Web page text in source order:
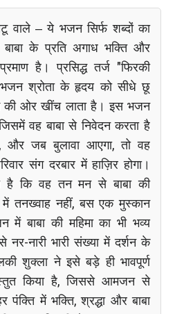
वाले – ये भजन सिर्फ शब्दों का
बाबा के प्रति अगाध भक्ति और
है। प्रसिद्ध तर्ज "फिरकी
श्रोता के हृदय को सीधे छू
ओर खींच लाता है। इस भजन
वह बाबा से निवेदन करता है
और जब बुलावा आएगा, तो वह
संग दरबार में हाज़िर होगा।
है कि वह तन मन से बाबा की
तनख्वाह नहीं, बस एक मुस्कान
बाबा की महिमा का भी भव्य
नारी भारी संख्या में दर्शन के
शुक्ला ने इसे बड़े ही भावपूर्ण
किया है, जिससे आमजन से
पंक्ति में भक्ति, श्रद्धा और बाबा